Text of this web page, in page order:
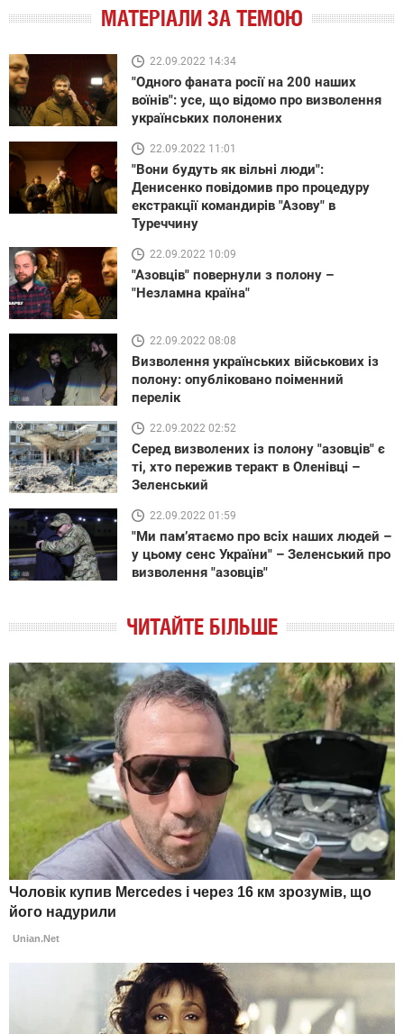
МАТЕРІАЛИ ЗА ТЕМОЮ
22.09.2022 14:34
"Одного фаната росії на 200 наших
воїнів": усе, що відомо про визволення
українських полонених
22.09.2022 11:01
"Вони будуть як вільні люди":
Денисенко повідомив про процедуру
екстракції командирів "Азову" в
Туреччину
22.09.2022 10:09
"Азовців" повернули з полону –
"Незламна країна"
22.09.2022 08:08
Визволення українських військових із
полону: опубліковано поіменний
перелік
22.09.2022 02:52
Серед визволених із полону "азовців" є
ті, хто пережив теракт в Оленівці –
Зеленський
22.09.2022 01:59
"Ми памʼятаємо про всіх наших людей –
у цьому сенс України" – Зеленський про
визволення "азовців"
ЧИТАЙТЕ БІЛЬШЕ